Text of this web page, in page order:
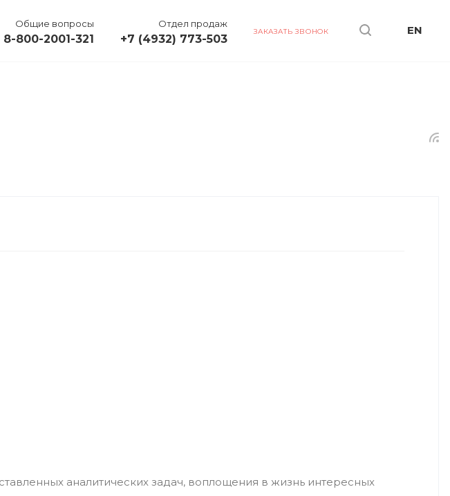
EN
Общие вопросы
8-800-2001-321
Отдел продаж
+7 (4932) 773-503
ЗАКАЗАТЬ ЗВОНОК
аналитических задач, воплощения в жизнь интересных